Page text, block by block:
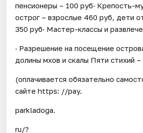
пенсионеры – 100 руб· Крепость-
острог – взрослые 460 руб, дети
350 руб· Мастер-классы и
· Разрешение на посещение
долины мхов и скалы Пяти стихий –
(оплачивается обязательно
сайте https: //pay.
parkladoga.
ru/?